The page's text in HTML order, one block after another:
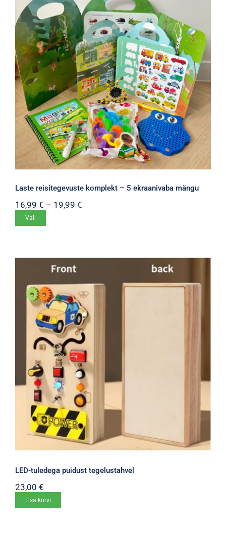
saab
teha
tootelehel.
Laste reisitegevuste komplekt – 5 ekraanivaba mängu
16,99 € – 19,99 €Hinnavahemik:
Vali
mitu
varianti.
Valikuid
saab
teha
tootelehel.
LED-tuledega puidust tegelustahvel
23,00 €
Lisa korvi